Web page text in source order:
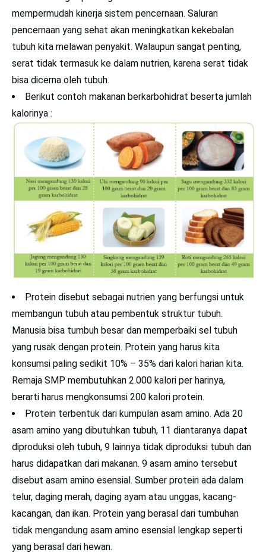
mempermudah kinerja sistem pencernaan. Saluran
pencernaan yang sehat akan meningkatkan kekebalan
tubuh kita melawan penyakit. Walaupun sangat penting,
serat tidak termasuk ke dalam nutrien, karena serat tidak
bisa dicerna oleh tubuh.
Berikut contoh makanan berkarbohidrat beserta jumlah
kalorinya :
Protein disebut sebagai nutrien yang berfungsi untuk
membangun tubuh atau pembentuk struktur tubuh.
Manusia bisa tumbuh besar dan memperbaiki sel tubuh
yang rusak dengan protein. Protein yang harus kita
konsumsi paling sedikit 10% – 35% dari kalori harian kita.
Remaja SMP membutuhkan 2.000 kalori per harinya,
berarti harus mengkonsumsi 200 kalori protein.
Protein terbentuk dari kumpulan asam amino. Ada 20
asam amino yang dibutuhkan tubuh, 11 diantaranya dapat
diproduksi oleh tubuh, 9 lainnya tidak diproduksi tubuh dan
harus didapatkan dari makanan. 9 asam amino tersebut
disebut asam amino esensial. Sumber protein ada dalam
telur, daging merah, daging ayam atau unggas, kacang-
kacangan, dan ikan. Protein yang berasal dari tumbuhan
tidak mengandung asam amino esensial lengkap seperti
yang berasal dari hewan.